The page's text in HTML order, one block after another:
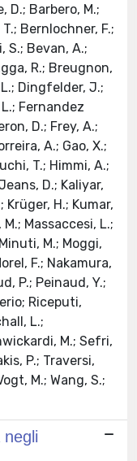
Barbero, M.;
Bernlochner, F.;
S.; Bevan, A.;
R.; Breugnon,
L.; Dingfelder, J.;
Fernandez
D.; Frey, A.;
A.; Gao, X.;
T.; Himmi, A.;
D.; Kaliyar,
Krüger, H.; Kumar,
Massaccesi, L.;
M.; Moggi,
F.; Nakamura,
P.; Peinaud, Y.;
Riceputi,
L.;
M.; Sefri,
P.; Traversi,
M.; Wang, S.;